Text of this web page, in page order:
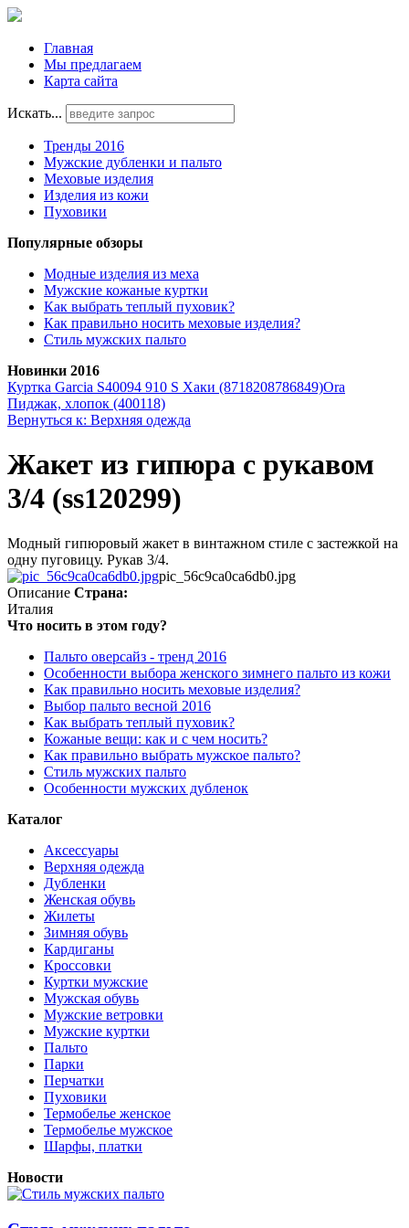
Главная
Мы предлагаем
Карта сайта
Искать...
Тренды 2016
Мужские дубленки и пальто
Меховые изделия
Изделия из кожи
Пуховики
Популярные обзоры
Модные изделия из меха
Мужские кожаные куртки
Как выбрать теплый пуховик?
Как правильно носить меховые изделия?
Стиль мужских пальто
Новинки 2016
Куртка Garcia S40094 910 S Хаки (8718208786849)Ora
Пиджак, хлопок (400118)
Вернуться к: Верхняя одежда
Жакет из гипюра с рукавом
3/4 (ss120299)
Модный гипюровый жакет в винтажном стиле с застежкой на
одну пуговицу. Рукав 3/4.
pic_56c9ca0ca6db0.jpg
Описание Страна:
Италия
Что носить в этом году?
Пальто оверсайз - тренд 2016
Особенности выбора женского зимнего пальто из кожи
Как правильно носить меховые изделия?
Выбор пальто весной 2016
Как выбрать теплый пуховик?
Кожаные вещи: как и с чем носить?
Как правильно выбрать мужское пальто?
Стиль мужских пальто
Особенности мужских дубленок
Каталог
Аксессуары
Верхняя одежда
Дубленки
Женская обувь
Жилеты
Зимняя обувь
Кардиганы
Кроссовки
Куртки мужские
Мужская обувь
Мужские ветровки
Мужские куртки
Пальто
Парки
Перчатки
Пуховики
Термобелье женское
Термобелье мужское
Шарфы, платки
Новости